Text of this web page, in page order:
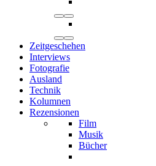
Zeitgeschehen
Interviews
Fotografie
Ausland
Technik
Kolumnen
Rezensionen
Film
Musik
Bücher